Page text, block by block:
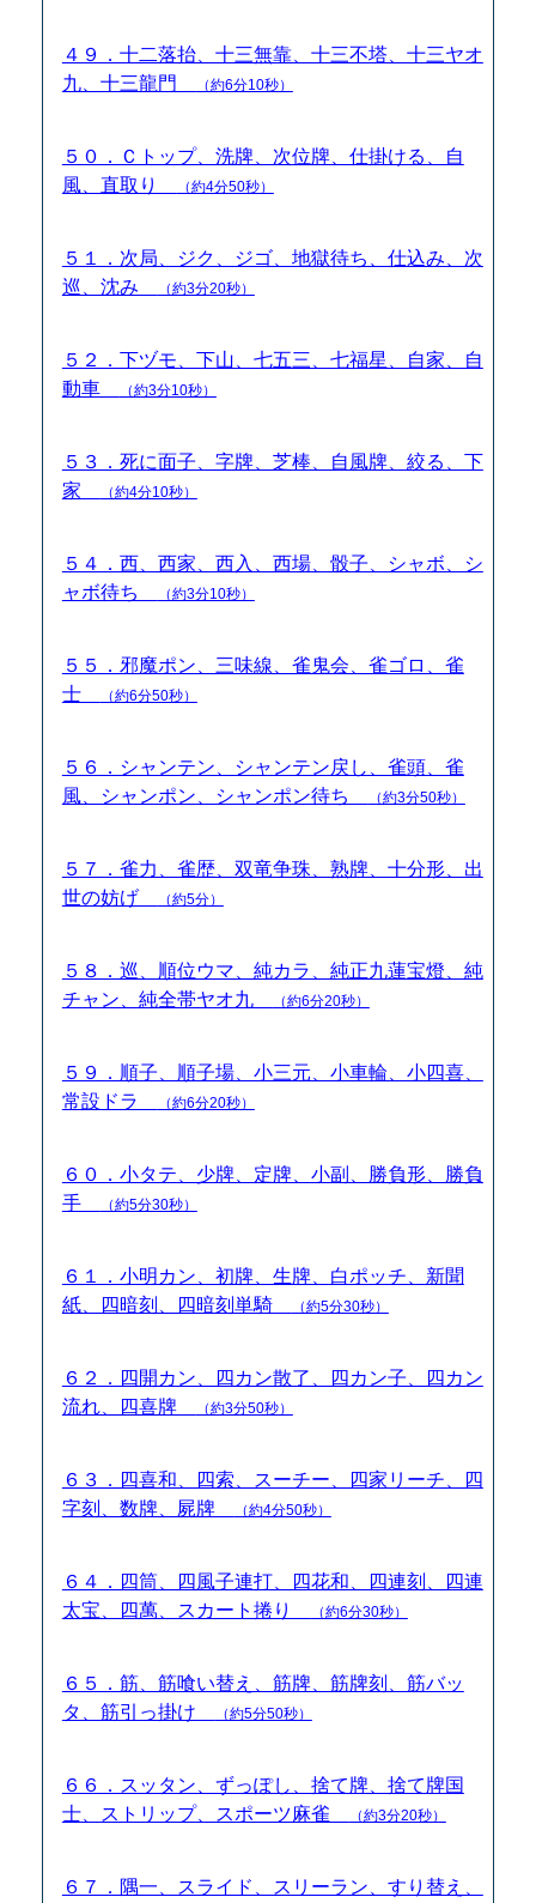
４９．十二落抬、十三無靠、十三不塔、十三ヤオ
九、十三龍門
（約6分10秒）
５０．Ｃトップ、洗牌、次位牌、仕掛ける、自
風、直取り
（約4分50秒）
５１．次局、ジク、ジゴ、地獄待ち、仕込み、次
巡、沈み
（約3分20秒）
５２．下ヅモ、下山、七五三、七福星、自家、自
動車
（約3分10秒）
５３．死に面子、字牌、芝棒、自風牌、絞る、下
家
（約4分10秒）
５４．西、西家、西入、西場、骰子、シャボ、シ
ャボ待ち
（約3分10秒）
５５．邪魔ポン、三味線、雀鬼会、雀ゴロ、雀
士
（約6分50秒）
５６．シャンテン、シャンテン戻し、雀頭、雀
風、シャンポン、シャンポン待ち
（約3分50秒）
５７．雀力、雀歴、双竜争珠、熟牌、十分形、出
世の妨げ
（約5分）
５８．巡、順位ウマ、純カラ、純正九蓮宝燈、純
チャン、純全帯ヤオ九
（約6分20秒）
５９．順子、順子場、小三元、小車輪、小四喜、
常設ドラ
（約6分20秒）
６０．小タテ、少牌、定牌、小副、勝負形、勝負
手
（約5分30秒）
６１．小明カン、初牌、生牌、白ポッチ、新聞
紙、四暗刻、四暗刻単騎
（約5分30秒）
６２．四開カン、四カン散了、四カン子、四カン
流れ、四喜牌
（約3分50秒）
６３．四喜和、四索、スーチー、四家リーチ、四
字刻、数牌、屍牌
（約4分50秒）
６４．四筒、四風子連打、四花和、四連刻、四連
太宝、四萬、スカート捲り
（約6分30秒）
６５．筋、筋喰い替え、筋牌、筋牌刻、筋バッ
タ、筋引っ掛け
（約5分50秒）
６６．スッタン、ずっぽし、捨て牌、捨て牌国
士、ストリップ、スポーツ麻雀
（約3分20秒）
６７．隅一、スライド、スリーラン、すり替え、